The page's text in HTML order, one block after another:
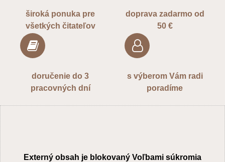
široká ponuka pre
všetkých čitateľov
doprava zadarmo od
50 €
doručenie do 3
pracovných dní
s výberom Vám radi
poradíme
Externý obsah je blokovaný Voľbami súkromia